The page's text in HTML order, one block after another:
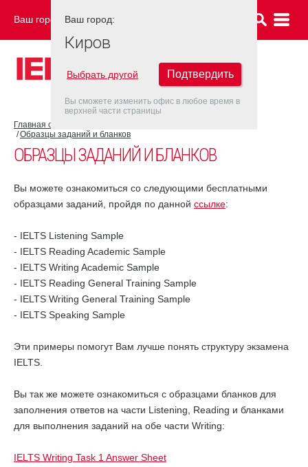
Ваш город: КИРОВ
Главная страница
Образцы заданий и бланков
ОБРАЗЦЫ ЗАДАНИЙ И БЛАНКОВ
Вы можете ознакомиться со следующими бесплатными
образцами заданий, пройдя по данной ссылке:
- IELTS Listening Sample
- IELTS Reading Academic Sample
- IELTS Writing Academic Sample
- IELTS Reading General Training Sample
- IELTS Writing General Training Sample
- IELTS Speaking Sample
Эти примеры помогут Вам лучше понять структуру экзамена
IELTS.
Вы так же можете ознакомиться с образцами бланков для
заполнения ответов на части Listening, Reading и бланками
для выполнения заданий на обе части Writing:
IELTS Writing Task 1 Answer Sheet
Ваш город:
Киров
Выбрать другой Подтвердить
Вы сможете изменить офис в любое время в
верхней части страницы